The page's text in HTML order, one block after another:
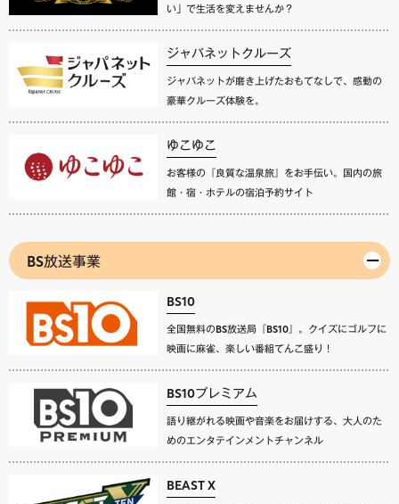
い」で生活を変えませんか？
ジャパネットクルーズ
ジャパネットが磨き上げたおもてなしで、感動の
豪華クルーズ体験を。
ゆこゆこ
お客様の『良質な温泉旅』をお手伝い。国内の旅
館・宿・ホテルの宿泊予約サイト
BS放送事業
BS10
全国無料のBS放送局『BS10』。クイズにゴルフに
映画に麻雀、楽しい番組てんこ盛り！
BS10プレミアム
語り継がれる映画や音楽をお届けする、大人のた
めのエンタテインメントチャンネル
BEAST X